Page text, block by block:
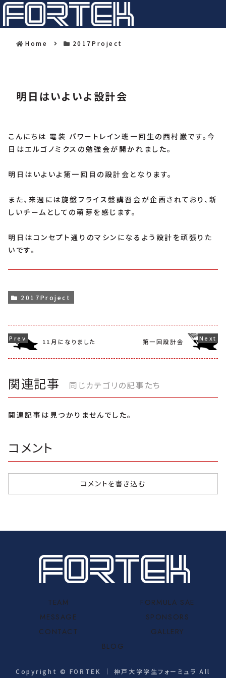
Home 2017Project
明日はいよいよ設計会
こんにちは 電装 パワートレイン班一回生の西村巌です。今
日はエルゴノミクスの勉強会が開かれました。
明日はいよいよ第一回目の設計会となります。
また、来週には旋盤フライス盤講習会が企画されており、新
しいチームとしての萌芽を感じます。
明日はコンセプト通りのマシンになるよう設計を頑張りた
いです。
2017Project
11月になりました 第一回設計会
関連記事 同じカテゴリの記事たち
関連記事は見つかりませんでした。
コメント
コメントを書き込む
TEAM
FORMULA SAE
MESSAGE
SPONSORS
CONTACT
GALLERY
BLOG
Copyright © FORTEK ｜ 神戸大学学生フォーミュラ All